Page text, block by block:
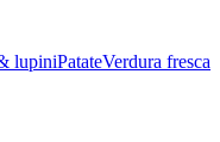
lupiniPatateVerdura fresca